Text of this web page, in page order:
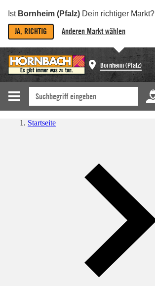
Ist Bornheim (Pfalz) Dein richtiger Markt?
JA, RICHTIG Anderen Markt wählen
Bornheim (Pfalz)
Startseite